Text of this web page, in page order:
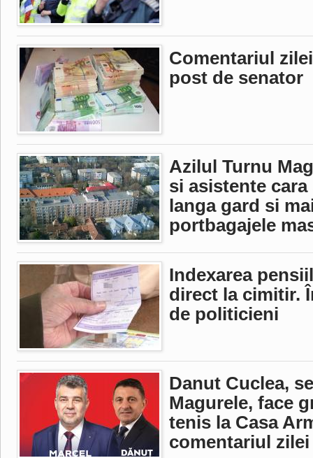
Comentariul
post de senator
Azilul Turnu
si asistente cara
langa gard si
portbagajele
Indexarea
direct la cimitir.
de politicieni
Danut Cuclea,
Magurele, face
tenis la Casa
comentariul zilei